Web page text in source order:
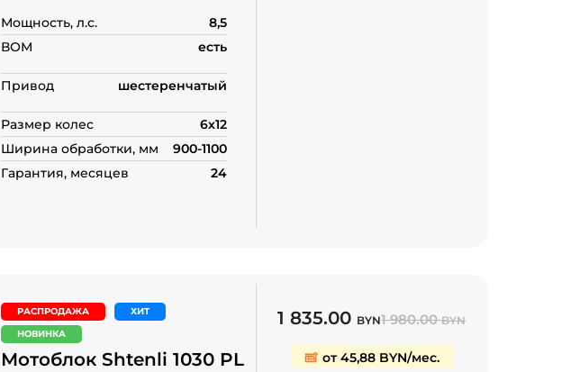
Мощность, л.с.
8,5
ВОМ есть
Привод шестеренчатый
Размер колес
6х12
Ширина обработки, мм
900-1100
Гарантия, месяцев
24
РАСПРОДАЖА
ХИТ
НОВИНКА
Мотоблок Shtenli 1030 PL
1 835.00 BYN1 980.00BYN
от 45,88 BYN/мес.